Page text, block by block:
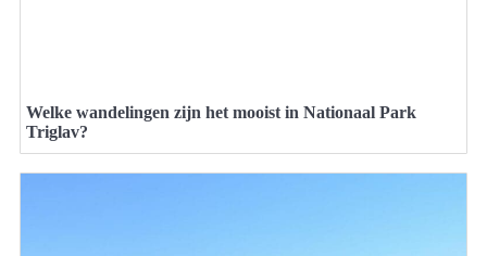
Welke wandelingen zijn het mooist in Nationaal Park
Triglav?